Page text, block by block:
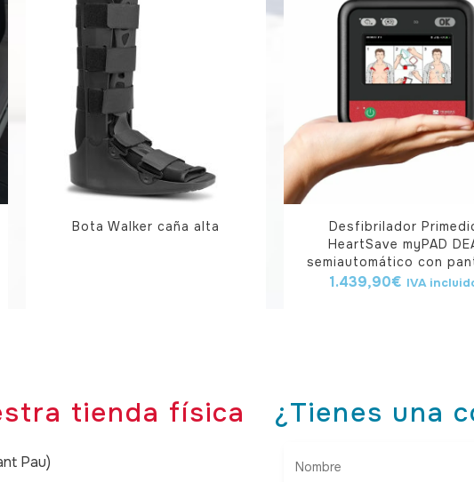
Bota Walker caña alta
Desfibrilador
HeartSave myPAD
semiautomático con
1.439,90€ IVA
tienda física
Pau)
¿Tienes una